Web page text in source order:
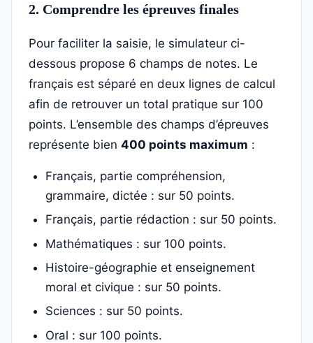
2. Comprendre les épreuves finales
Pour faciliter la saisie, le simulateur ci-
dessous propose 6 champs de notes. Le
français est séparé en deux lignes de calcul
afin de retrouver un total pratique sur 100
points. L’ensemble des champs d’épreuves
représente bien 400 points maximum :
Français, partie compréhension,
grammaire, dictée : sur 50 points.
Français, partie rédaction : sur 50 points.
Mathématiques : sur 100 points.
Histoire-géographie et enseignement
moral et civique : sur 50 points.
Sciences : sur 50 points.
Oral : sur 100 points.